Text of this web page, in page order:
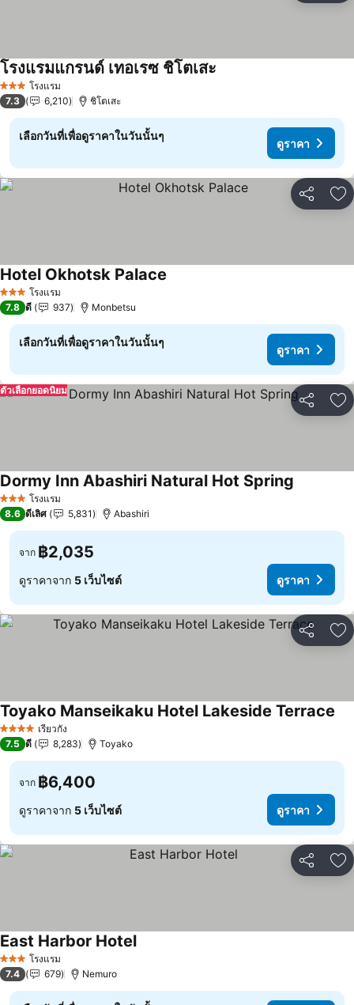
3 ดาว โรงแรม
โรงแรมแกรนด์ เทอเรซ ชิโตเสะ
7.3 6,210 ชิโตเสะ
เลือกวันที่เพื่อดูราคาในวันนั้นๆ
ดูราคา
แชร์ เ
3 ดาว โรงแรม
Hotel Okhotsk Palace
7.8 ดี 937 Monbetsu
เลือกวันที่เพื่อดูราคาในวันนั้นๆ
ดูราคา
แชร์ เ
ตัวเลือกยอดนิยม
3 ดาว โรงแรม
Dormy Inn Abashiri Natural Hot Spring
8.6 ดีเลิศ 5,831 Abashiri
จาก ฿2,035
ดูราคาจาก 5 เว็บไซต์ ดูราคา
แชร์ เ
4 ดาว เรียวกัง
Toyako Manseikaku Hotel Lakeside Terrace
7.5 ดี 8,283 Toyako
จาก ฿6,400
ดูราคาจาก 5 เว็บไซต์ ดูราคา
แชร์ เ
3 ดาว โรงแรม
East Harbor Hotelดูราคา
7.4 679 Nemuro